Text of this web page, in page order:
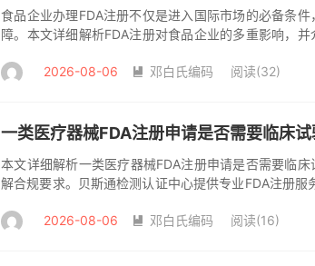
食品企业办理FDA注册不仅是进入国际市场的必备条
障。本文详细解析FDA注册对食品企业的多重影响，
FDA注...2026-08-06  邓白氏编码 阅读(32)
一类医疗器械FDA注册申请是否需要临床
本文详细解析一类医疗器械FDA注册申请是否需要临
解合规要求。贝斯通检测认证中心提供专业FDA注册服
器械...
2026-08-06  邓白氏编码 阅读(16)